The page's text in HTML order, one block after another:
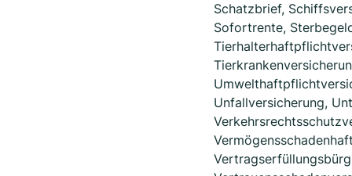
Schatzbrief,
Sofortrente,
Unfallversicherung,